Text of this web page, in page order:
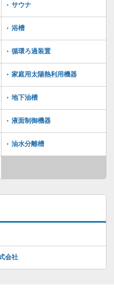
サウナ
浴槽
循環ろ過装置
家庭用太陽熱利用機器
地下油槽
液面制御機器
油水分離槽
会社